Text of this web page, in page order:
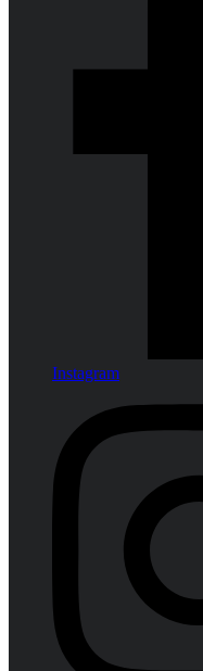
Instagram